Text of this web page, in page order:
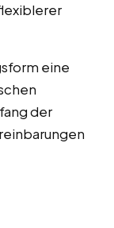
eine
der